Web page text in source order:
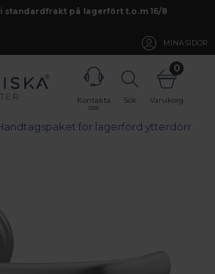
standardfrakt på lagerfört t.o.m 16/8
MINA SIDOR
Kontakta
oss
Sök
0
Varukorg
för lagerförd ytterdörr